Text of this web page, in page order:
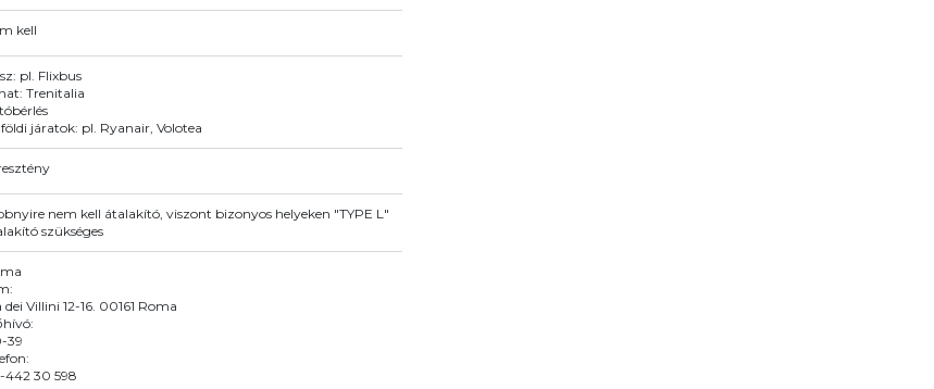
kell
pl. Flixbus
Trenitalia
járatok: pl. Ryanair, Volotea
nem kell átalakító, viszont bizonyos helyeken "TYPE L"
szükséges
dei Villini 12-16. 00161 Roma
39
442 30 598